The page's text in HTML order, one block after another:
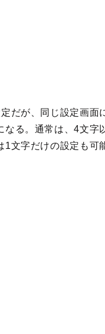
だが、同じ設定画面
る。通常は、4文字
文字だけの設定も可